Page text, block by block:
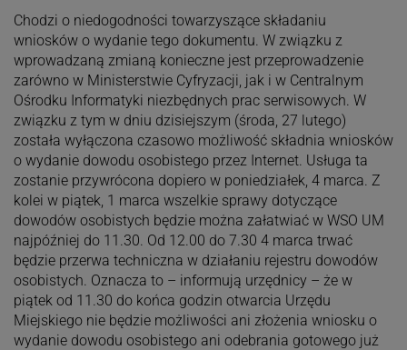
Chodzi o niedogodności towarzyszące składaniu
wniosków o wydanie tego dokumentu. W związku z
wprowadzaną zmianą konieczne jest przeprowadzenie
zarówno w Ministerstwie Cyfryzacji, jak i w Centralnym
Ośrodku Informatyki niezbędnych prac serwisowych. W
związku z tym w dniu dzisiejszym (środa, 27 lutego)
została wyłączona czasowo możliwość składnia wniosków
o wydanie dowodu osobistego przez Internet. Usługa ta
zostanie przywrócona dopiero w poniedziałek, 4 marca. Z
kolei w piątek, 1 marca wszelkie sprawy dotyczące
dowodów osobistych będzie można załatwiać w WSO UM
najpóźniej do 11.30. Od 12.00 do 7.30 4 marca trwać
będzie przerwa techniczna w działaniu rejestru dowodów
osobistych. Oznacza to – informują urzędnicy – że w
piątek od 11.30 do końca godzin otwarcia Urzędu
Miejskiego nie będzie możliwości ani złożenia wniosku o
wydanie dowodu osobistego ani odebrania gotowego już